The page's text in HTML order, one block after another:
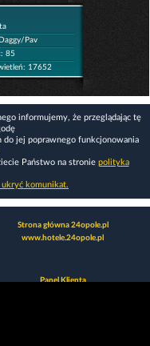
Pav
85
17652
informujemy, że przeglądając tę
do jej poprawnego funkcjonowania
Państwo na stronie polityka
komunikat.
Strona główna 24opole.pl
www.hotele.24opole.pl
Panel Klienta